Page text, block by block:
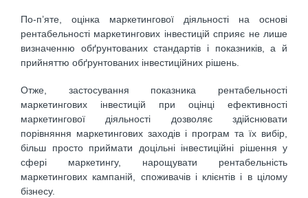
По-п’яте, оцінка маркетингової діяльності на основі
рентабельності маркетингових інвестицій сприяє не лише
визначенню обґрунтованих стандартів і показників, а й
прийняттю обґрунтованих інвестиційних рішень.
Отже, застосування показника рентабельності
маркетингових інвестицій при оцінці ефективності
маркетингової діяльності дозволяє здійснювати
порівняння маркетингових заходів і програм та їх вибір,
більш просто приймати доцільні інвестиційні рішення у
сфері маркетингу, нарощувати рентабельність
маркетингових кампаній, споживачів і клієнтів і в цілому
бізнесу.